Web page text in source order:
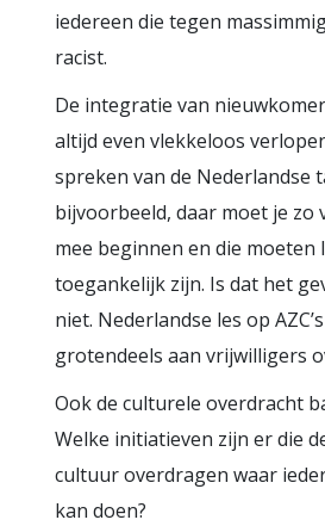
iedereen die tegen
racist.
De integratie van
altijd even vlekkeloos
spreken van de Nederlandse
bijvoorbeeld, daar moet je zo
mee beginnen en die moeten
toegankelijk zijn. Is dat het
niet. Nederlandse les op
grotendeels aan vrijwilligers
Ook de culturele overdracht
Welke initiatieven zijn er die
cultuur overdragen waar
kan doen?